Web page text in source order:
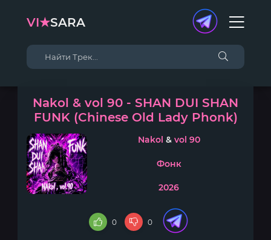
VI★SARA
Nakol & vol 90 - SHAN DUI SHAN
FUNK (Chinese Old Lady Phonk)
Nakol & vol 90
Фонк
2026
0 0